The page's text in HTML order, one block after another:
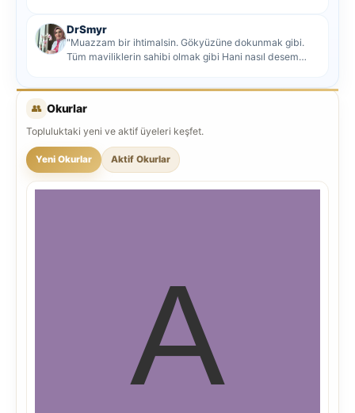
DrSmyr
"Muazzam bir ihtimalsin. Gökyüzüne dokunmak gibi.
Tüm maviliklerin sahibi olmak gibi Hani nasıl desem
👥 Okurlar
Topluluktaki yeni ve aktif üyeleri keşfet.
Yeni Okurlar Aktif Okurlar